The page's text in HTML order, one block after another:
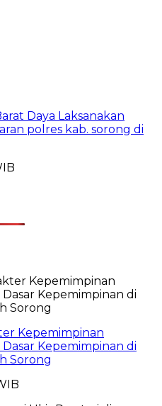
Daya Laksanakan
polres kab. sorong di
Kepemimpinan
Kepemimpinan di
Sorong